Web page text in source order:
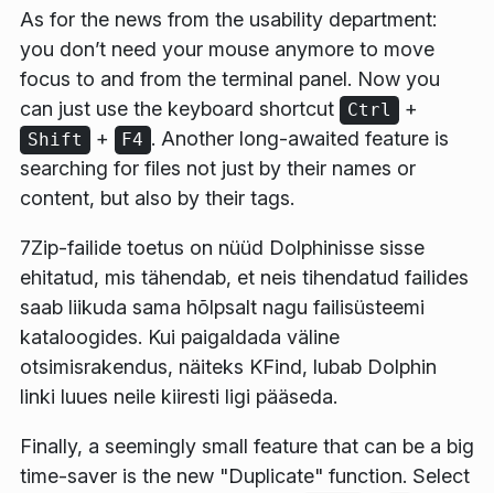
As for the news from the usability department:
you don’t need your mouse anymore to move
focus to and from the terminal panel. Now you
can just use the keyboard shortcut
Ctrl +
Shift + F4 . Another long-awaited feature is
searching for files not just by their names or
content, but also by their tags.
7Zip-failide toetus on nüüd Dolphinisse sisse
ehitatud, mis tähendab, et neis tihendatud failides
saab liikuda sama hõlpsalt nagu failisüsteemi
kataloogides. Kui paigaldada väline
otsimisrakendus, näiteks KFind, lubab Dolphin
linki luues neile kiiresti ligi pääseda.
Finally, a seemingly small feature that can be a big
time-saver is the new "Duplicate" function. Select